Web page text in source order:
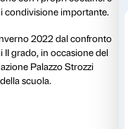
17.00 alle 21.00, gli
ai visitatori di
di ingresso alla